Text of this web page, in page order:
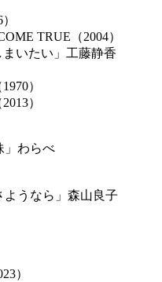
）
TRUE（2004）
いたい」工藤静香
登紀子（1970）
ず（2013）
」わらべ
うなら」森山良子
ん（2023）